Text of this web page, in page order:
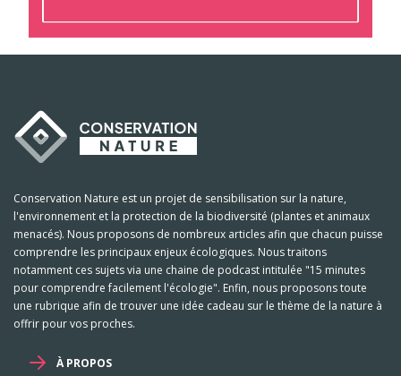
Conservation Nature est un projet de sensibilisation sur la nature,
l'environnement et la protection de la biodiversité (plantes et animaux
menacés). Nous proposons de nombreux articles afin que chacun puisse
comprendre les principaux enjeux écologiques. Nous traitons
notamment ces sujets via une chaine de podcast intitulée "15 minutes
pour comprendre facilement l'écologie". Enfin, nous proposons toute
une rubrique afin de trouver une idée cadeau sur le thème de la nature à
offrir pour vos proches.
À PROPOS